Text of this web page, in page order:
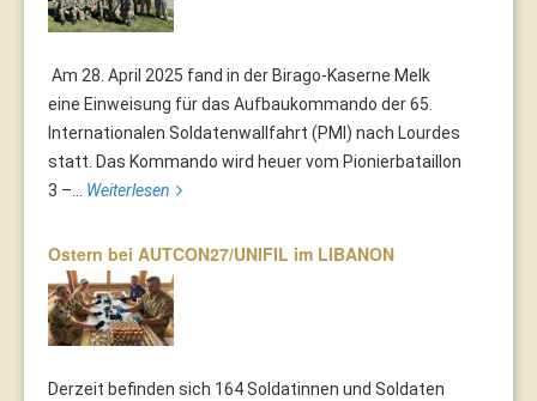
Am 28. April 2025 fand in der Birago-Kaserne Melk
eine Einweisung für das Aufbaukommando der 65.
Internationalen Soldatenwallfahrt (PMI) nach Lourdes
statt. Das Kommando wird heuer vom Pionierbataillon
3 –... Weiterlesen
Ostern bei AUTCON27/UNIFIL im LIBANON
Derzeit befinden sich 164 Soldatinnen und Soldaten